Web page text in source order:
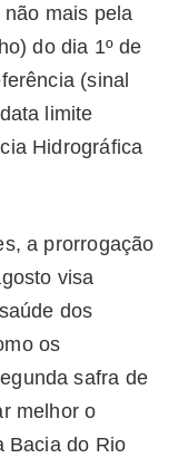
mais pela
do dia 1º de
(sinal
limite
Hidrográfica
a prorrogação
visa
dos
os
safra de
melhor o
Bacia do Rio